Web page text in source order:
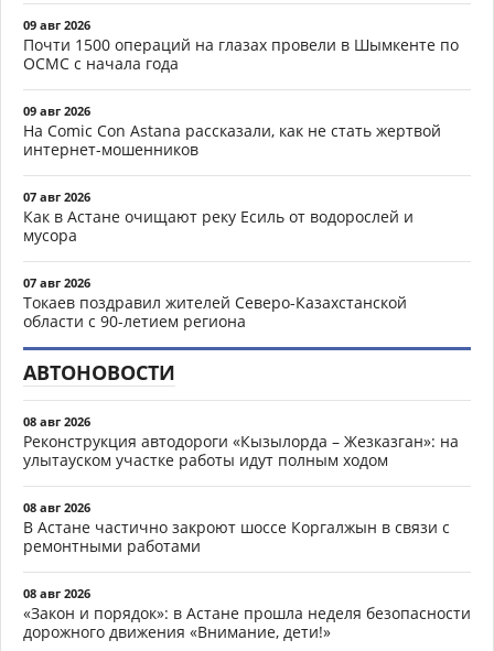
09 авг 2026
Почти 1500 операций на глазах провели в Шымкенте по
ОСМС с начала года
09 авг 2026
На Comic Con Astana рассказали, как не стать жертвой
интернет-мошенников
07 авг 2026
Как в Астане очищают реку Есиль от водорослей и
мусора
07 авг 2026
Токаев поздравил жителей Северо-Казахстанской
области с 90-летием региона
АВТОНОВОСТИ
08 авг 2026
Реконструкция автодороги «Кызылорда – Жезказган»: на
улытауском участке работы идут полным ходом
08 авг 2026
В Астане частично закроют шоссе Коргалжын в связи с
ремонтными работами
08 авг 2026
«Закон и порядок»: в Астане прошла неделя безопасности
дорожного движения «Внимание, дети!»